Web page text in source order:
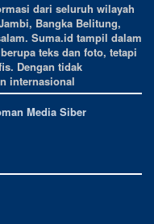
dari seluruh wilayah
Bangka Belitung,
Suma.id tampil dalam
teks dan foto, tetapi
Dengan tidak
internasional
Media Siber